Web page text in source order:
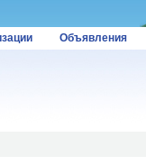
Объявления